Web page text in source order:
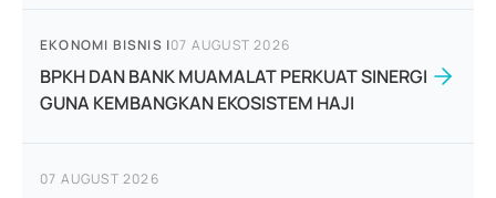
EKONOMI BISNIS |07 AUGUST 2026
BPKH DAN BANK MUAMALAT PERKUAT SINERGI
GUNA KEMBANGKAN EKOSISTEM HAJI
07 AUGUST 2026